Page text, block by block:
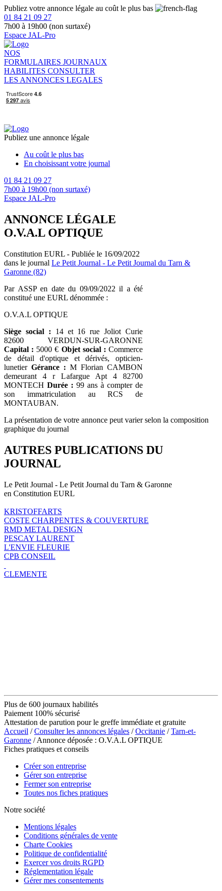
Publiez votre annonce légale au coût le plus bas
01 84 21 09 27
7h00 à 19h00 (non surtaxé)
Espace JAL-Pro
NOS
FORMULAIRES JOURNAUX
HABILITES CONSULTER
LES ANNONCES LEGALES
Publiez une annonce légale
Au coût le plus bas
En choisissant votre journal
01 84 21 09 27
7h00 à 19h00 (non surtaxé)
Espace JAL-Pro
ANNONCE LÉGALE
O.V.A.L OPTIQUE
Constitution EURL - Publiée le 16/09/2022
dans le journal Le Petit Journal - Le Petit Journal du Tarn &
Garonne (82)
Par ASSP en date du 09/09/2022 il a été
constitué une EURL dénommée :
O.V.A.L OPTIQUE
Siège social : 14 et 16 rue Joliot Curie
82600 VERDUN-SUR-GARONNE
Capital : 5000 € Objet social : Commerce
de détail d'optique et dérivés, opticien-
lunetier Gérance : M Florian CAMBON
demeurant 4 r Lafargue Apt 4 82700
MONTECH Durée : 99 ans à compter de
son immatriculation au RCS de
MONTAUBAN.
La présentation de votre annonce peut varier selon la composition
graphique du journal
AUTRES PUBLICATIONS DU
JOURNAL
Le Petit Journal - Le Petit Journal du Tarn & Garonne
en Constitution EURL
KRISTOFFARTS
COSTE CHARPENTES & COUVERTURE
RMD METAL DESIGN
PESCAY LAURENT
L'ENVIE FLEURIE
CPB CONSEIL
CLEMENTE
Plus de 600 journaux habilités
Paiement 100% sécurisé
Attestation de parution pour le greffe immédiate et gratuite
Accueil /Consulter les annonces légales /Occitanie /Tarn-et-
Garonne / Annonce déposée : O.V.A.L OPTIQUE
Fiches pratiques et conseils
Créer son entreprise
Gérer son entreprise
Fermer son entreprise
Toutes nos fiches pratiques
Notre société
Mentions légales
Conditions générales de vente
Charte Cookies
Politique de confidentialité
Exercer vos droits RGPD
Réglementation légale
Gérer mes consentements